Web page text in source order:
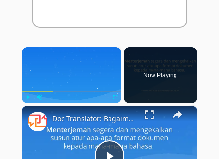
×
Play Unmute Fullscreen
Now Playing
×
Doc Translator: Bagaimana saya menggunakan penterjemah dokumen?